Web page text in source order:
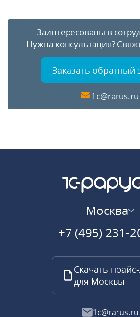
Заинтересованы в
Нужна консультация?
Заказать обратный
1c@rarus.ru
Москва
+7 (495) 231-
Скачать
для Москвы
1c@rarus.ru